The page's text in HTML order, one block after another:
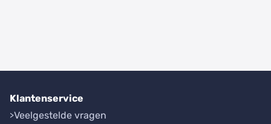
Klantenservice
Veelgestelde vragen